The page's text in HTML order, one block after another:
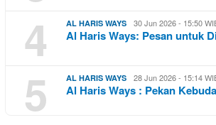
4 AL HARIS WAYS 30 Jun 2026 - 15:50
Al Haris Ways: Pesan untuk
5 AL HARIS WAYS 28 Jun 2026 - 15:14
Al Haris Ways : Pekan